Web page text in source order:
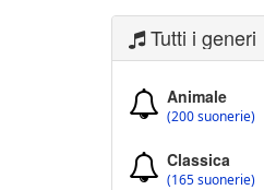
Tutti i generi
Animale
(200 suonerie)
Classica
(165 suonerie)